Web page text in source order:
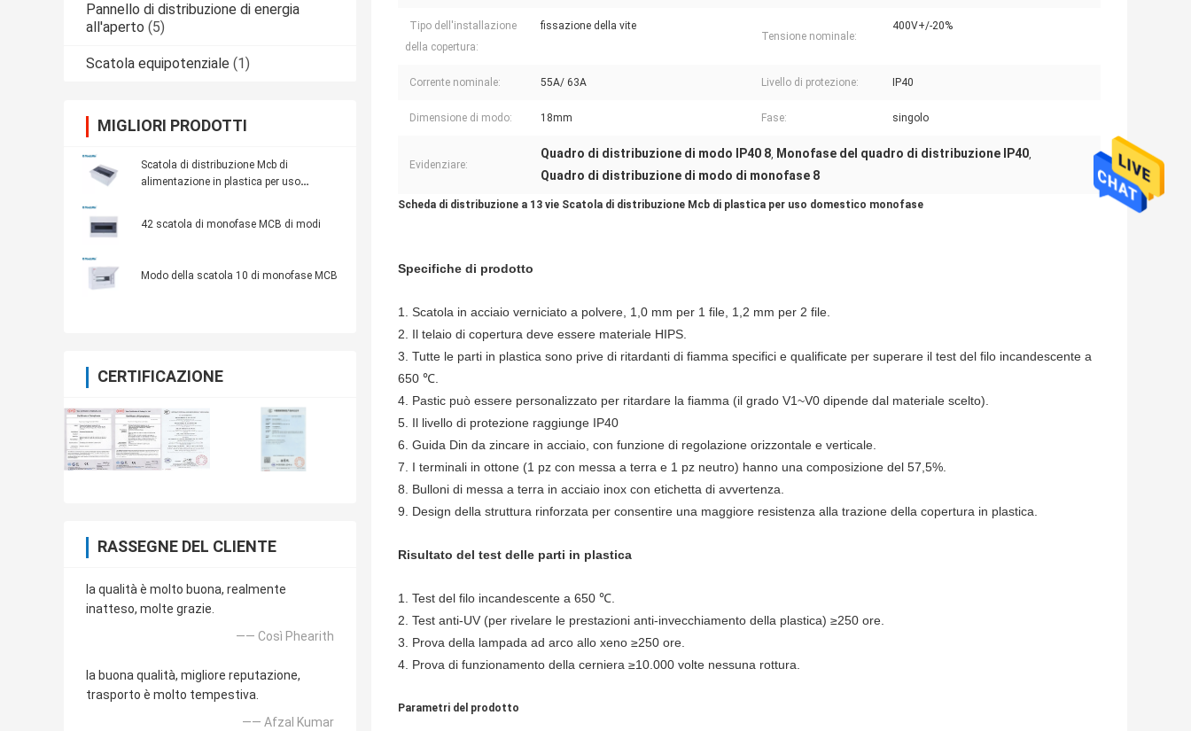
Pannello di distribuzione di energia
all'aperto (5)
Scatola equipotenziale (1)
MIGLIORI PRODOTTI
Scatola di distribuzione Mcb di
alimentazione in plastica per uso
42 scatola di monofase MCB di modi
Modo della scatola 10 di monofase MCB
CERTIFICAZIONE
RASSEGNE DEL CLIENTE
la qualità è molto buona, realmente
inatteso, molte grazie.
—— Così Phearith
la buona qualità, migliore reputazione,
trasporto è molto tempestiva.
—— Afzal Kumar
Tipo dell'installazione
della copertura:
fissazione della vite
Tensione nominale:
400V+/-20%
Corrente nominale: 55A/ 63A Livello di protezione: IP40
Dimensione di modo: 18mm Fase: singolo
Evidenziare:
Quadro di distribuzione di modo IP40 8, Monofase del quadro di distribuzione IP40,
Quadro di distribuzione di modo di monofase 8
Scheda di distribuzione a 13 vie Scatola di distribuzione Mcb di plastica per uso domestico monofase
Specifiche di prodotto
1. Scatola in acciaio verniciato a polvere, 1,0 mm per 1 file, 1,2 mm per 2 file.
2. Il telaio di copertura deve essere materiale HIPS.
3. Tutte le parti in plastica sono prive di ritardanti di fiamma specifici e qualificate per superare il test del filo incandescente a
650 ℃.
4. Pastic può essere personalizzato per ritardare la fiamma (il grado V1~V0 dipende dal materiale scelto).
5. Il livello di protezione raggiunge IP40
6. Guida Din da zincare in acciaio, con funzione di regolazione orizzontale e verticale.
7. I terminali in ottone (1 pz con messa a terra e 1 pz neutro) hanno una composizione del 57,5%.
8. Bulloni di messa a terra in acciaio inox con etichetta di avvertenza.
9. Design della struttura rinforzata per consentire una maggiore resistenza alla trazione della copertura in plastica.
Risultato del test delle parti in plastica
1. Test del filo incandescente a 650 ℃.
2. Test anti-UV (per rivelare le prestazioni anti-invecchiamento della plastica) ≥250 ore.
3. Prova della lampada ad arco allo xeno ≥250 ore.
4. Prova di funzionamento della cerniera ≥10.000 volte nessuna rottura.
Parametri del prodotto